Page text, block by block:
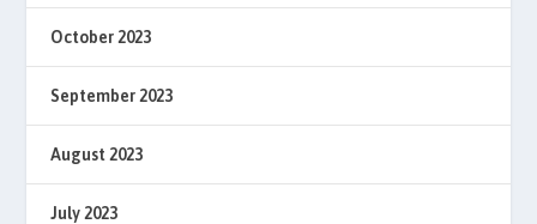
October 2023
September 2023
August 2023
July 2023